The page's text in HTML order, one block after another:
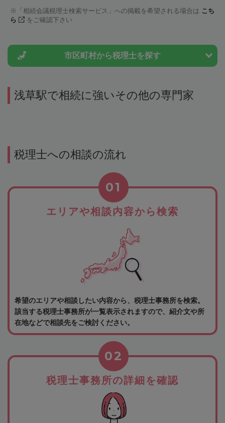
「相続会議税理士検索サービス」への掲載を希望される場合は こち
ら
をご確認下さい
市区町村から税理士を探す
浅草駅で相続に強いその他の専門家
税理士への相談の流れ
エリアや相談内容から検索
01
希望のエリアや相談したい内容から、税理士事務所を検索。
該当する税理士事務所が一覧表示されますので、紹介文や所
在地などで相談先をご検討ください。
税理士事務所の詳細を確認
02